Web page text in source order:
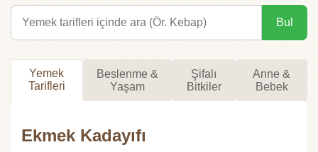
Bul
Yemek
Tarifleri
Beslenme &
Yaşam
Şifalı
Bitkiler
Anne &
Bebek
Ekmek Kadayıfı